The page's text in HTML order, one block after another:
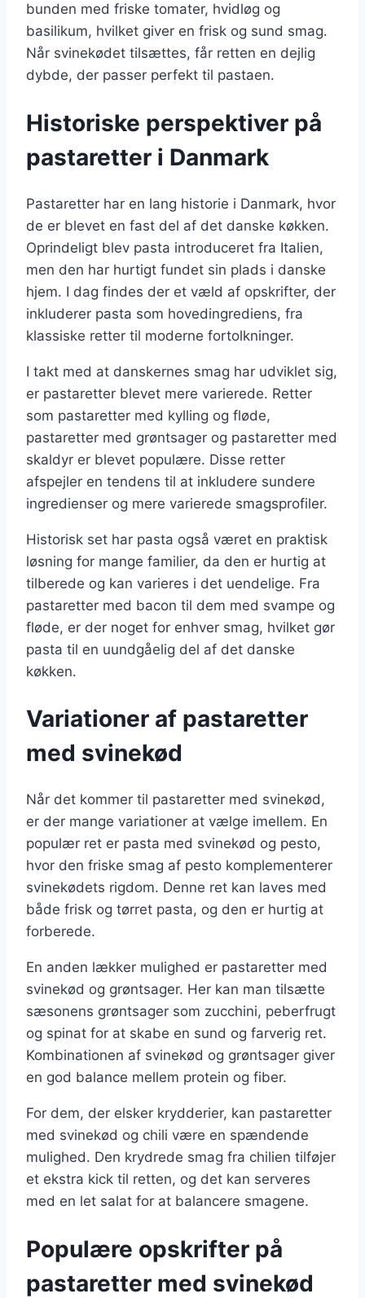
bunden med friske tomater, hvidløg og
basilikum, hvilket giver en frisk og sund smag.
Når svinekødet tilsættes, får retten en dejlig
dybde, der passer perfekt til pastaen.
Historiske perspektiver på
pastaretter i Danmark
Pastaretter har en lang historie i Danmark, hvor
de er blevet en fast del af det danske køkken.
Oprindeligt blev pasta introduceret fra Italien,
men den har hurtigt fundet sin plads i danske
hjem. I dag findes der et væld af opskrifter, der
inkluderer pasta som hovedingrediens, fra
klassiske retter til moderne fortolkninger.
I takt med at danskernes smag har udviklet sig,
er pastaretter blevet mere varierede. Retter
som pastaretter med kylling og fløde,
pastaretter med grøntsager og pastaretter med
skaldyr er blevet populære. Disse retter
afspejler en tendens til at inkludere sundere
ingredienser og mere varierede smagsprofiler.
Historisk set har pasta også været en praktisk
løsning for mange familier, da den er hurtig at
tilberede og kan varieres i det uendelige. Fra
pastaretter med bacon til dem med svampe og
fløde, er der noget for enhver smag, hvilket gør
pasta til en uundgåelig del af det danske
køkken.
Variationer af pastaretter
med svinekød
Når det kommer til pastaretter med svinekød,
er der mange variationer at vælge imellem. En
populær ret er pasta med svinekød og pesto,
hvor den friske smag af pesto komplementerer
svinekødets rigdom. Denne ret kan laves med
både frisk og tørret pasta, og den er hurtig at
forberede.
En anden lækker mulighed er pastaretter med
svinekød og grøntsager. Her kan man tilsætte
sæsonens grøntsager som zucchini, peberfrugt
og spinat for at skabe en sund og farverig ret.
Kombinationen af svinekød og grøntsager giver
en god balance mellem protein og fiber.
For dem, der elsker krydderier, kan pastaretter
med svinekød og chili være en spændende
mulighed. Den krydrede smag fra chilien tilføjer
et ekstra kick til retten, og det kan serveres
med en let salat for at balancere smagene.
Populære opskrifter på
pastaretter med svinekød